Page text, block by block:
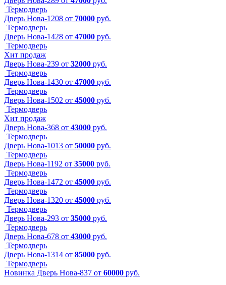
Термодверь
Дверь Нова-1208 от 70000 руб.
Термодверь
Дверь Нова-1428 от 47000 руб.
Термодверь
Хит продаж
Дверь Нова-239 от 32000 руб.
Термодверь
Дверь Нова-1430 от 47000 руб.
Термодверь
Дверь Нова-1502 от 45000 руб.
Термодверь
Хит продаж
Дверь Нова-368 от 43000 руб.
Термодверь
Дверь Нова-1013 от 50000 руб.
Термодверь
Дверь Нова-1192 от 35000 руб.
Термодверь
Дверь Нова-1472 от 45000 руб.
Термодверь
Дверь Нова-1320 от 45000 руб.
Термодверь
Дверь Нова-293 от 35000 руб.
Термодверь
Дверь Нова-678 от 43000 руб.
Термодверь
Дверь Нова-1314 от 85000 руб.
Термодверь
Новинка Дверь Нова-837 от 60000 руб.